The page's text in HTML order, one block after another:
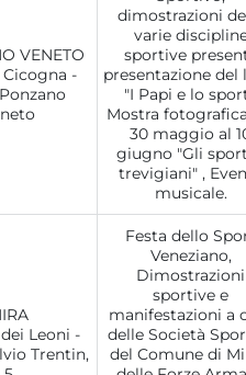
VENETO
Cicogna -
dimostrazioni
varie
sportive
presentazione del
"I Papi e lo
Mostra
30 maggio al
giugno "Gli
trevigiani" ,
musicale.
Leoni -
Trentin,
Festa dello
Veneziano,
Dimostrazioni
sportive e
manifestazioni a
delle Società
del Comune di